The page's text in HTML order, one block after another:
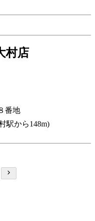
村店
番地
駅から148m)